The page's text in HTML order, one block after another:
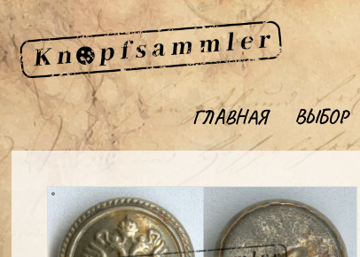
ГЛАВНАЯ ВЫБОР